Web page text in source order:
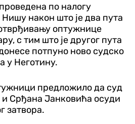
по налогу
након што је два пута
оптужнице
с тим што је другог пута
потпуно ново судско
у Неготину.
предложило да суд
и Срђана Јанковића осуди
затвора.